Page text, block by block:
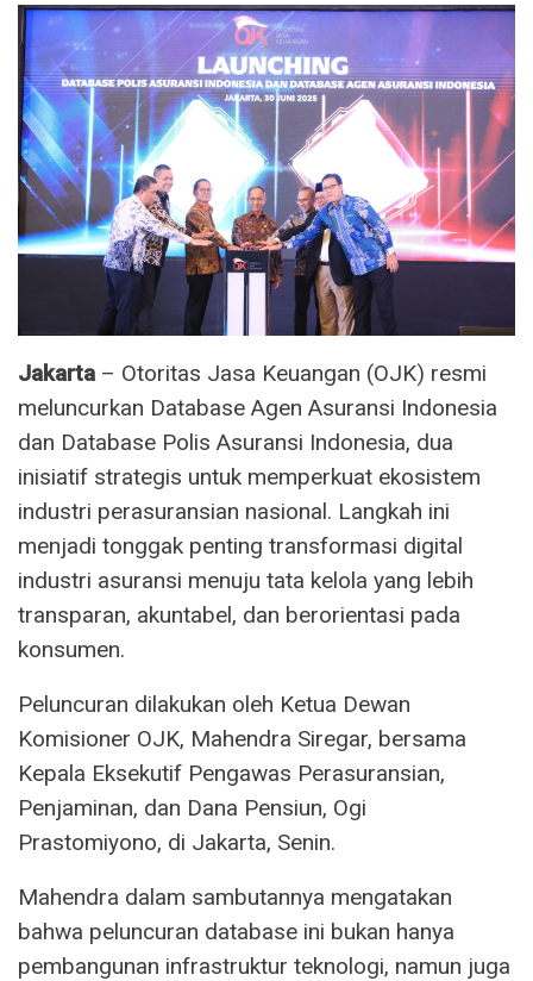
Jakarta– Otoritas Jasa Keuangan (OJK) resmi
meluncurkan Database Agen Asuransi Indonesia
dan Database Polis Asuransi Indonesia, dua
inisiatif strategis untuk memperkuat ekosistem
industri perasuransian nasional. Langkah ini
menjadi tonggak penting transformasi digital
industri asuransi menuju tata kelola yang lebih
transparan, akuntabel, dan berorientasi pada
konsumen.
Peluncuran dilakukan oleh Ketua Dewan
Komisioner OJK, Mahendra Siregar, bersama
Kepala Eksekutif Pengawas Perasuransian,
Penjaminan, dan Dana Pensiun, Ogi
Prastomiyono, di Jakarta, Senin.
Mahendra dalam sambutannya mengatakan
bahwa peluncuran database ini bukan hanya
pembangunan infrastruktur teknologi, namun juga